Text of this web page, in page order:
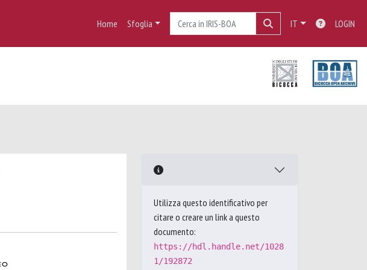
Home Sfoglia IT LOGIN
Utilizza questo identificativo per
citare o creare un link a questo
documento:
https://hdl.handle.net/1028
1/192872